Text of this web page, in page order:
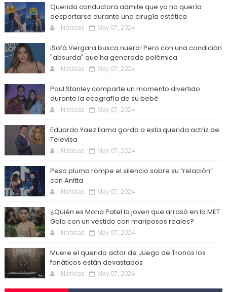
Querida conductora admite que ya no quería
despertarse durante una cirugía estética
I-Noticias May 07, 2024
¡Sofá Vergara busca nuera! Pero con una condición
"absurda" que ha generado polémica
I-Noticias May 07, 2024
Paul Stanley comparte un momento divertido
durante la ecografía de su bebé
I-Noticias May 07, 2024
Eduardo Yaez llama gorda a esta querida actriz de
Televisa
I-Noticias May 07, 2024
Peso pluma rompe el silencio sobre su “relación”
con Anitta
I-Noticias May 07, 2024
¿Quién es Mona Patel la joven que arrasó en la MET
Gala con un vestido con mariposas reales?
I-Noticias May 07, 2024
Muere el querido actor de Juego de Tronos los
fanáticos están devastados
I-Noticias May 07, 2024